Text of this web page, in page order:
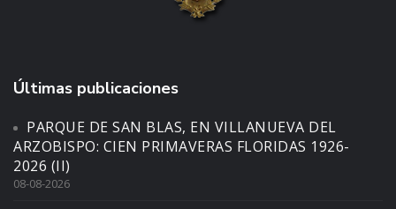
Últimas publicaciones
PARQUE DE SAN BLAS, EN VILLANUEVA DEL
ARZOBISPO: CIEN PRIMAVERAS FLORIDAS 1926-
2026 (II)
08-08-2026